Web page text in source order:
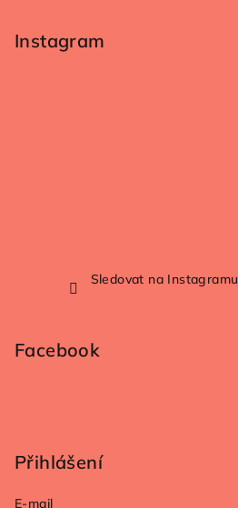
Instagram
Sledovat na Instagramu
Facebook
Přihlášení
E-mail